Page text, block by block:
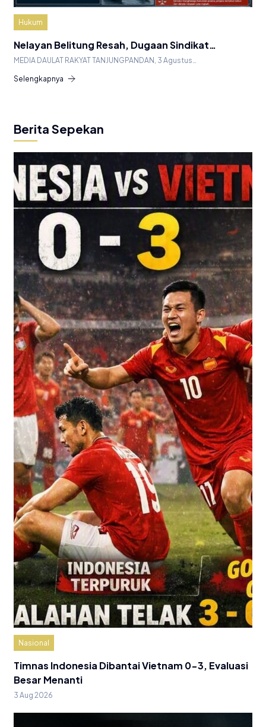
Hukum
Nelayan Belitung Resah, Dugaan Sindikat…
MEDIA DAULAT RAKYAT TANJUNGPANDAN, 3 Agustus…
Selengkapnya
Berita Sepekan
Nasional
Timnas Indonesia Dibantai Vietnam 0-3, Evaluasi
Besar Menanti
3 Aug 2026